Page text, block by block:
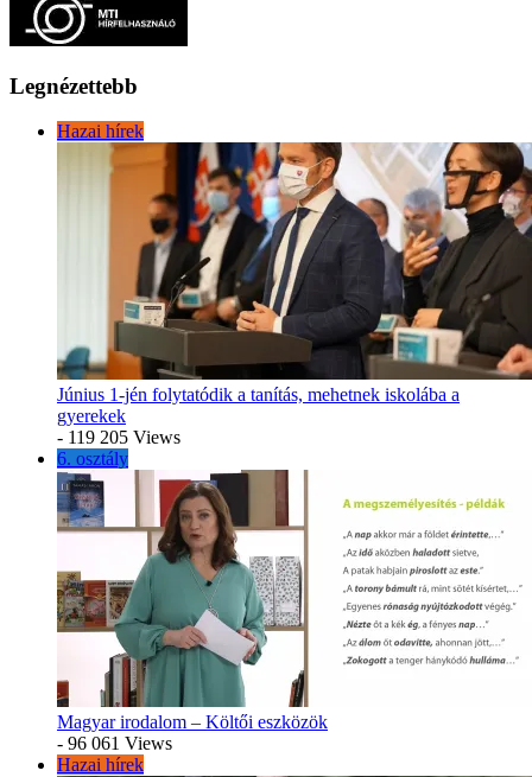
Legnézettebb
Hazai hírek
Június 1-jén folytatódik a tanítás, mehetnek iskolába a
gyerekek
- 119 205 Views
6. osztály
Magyar irodalom – Költői eszközök
- 96 061 Views
Hazai hírek